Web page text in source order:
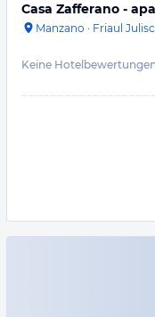
Casa Zafferano -
Manzano · Friaul
Keine Hotelbewertungen